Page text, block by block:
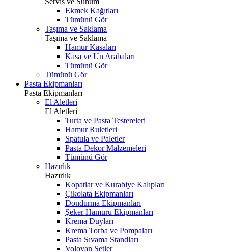
Ekmek Kağıtları
Tümünü Gör
Taşıma ve Saklama
Taşıma ve Saklama
Hamur Kasaları
Kasa ve Un Arabaları
Tümünü Gör
Tümünü Gör
Pasta Ekipmanları
Pasta Ekipmanları
El Aletleri
El Aletleri
Turta ve Pasta Testereleri
Hamur Ruletleri
Spatula ve Paletler
Pasta Dekor Malzemeleri
Tümünü Gör
Hazırlık
Hazırlık
Kopatlar ve Kurabiye Kalıpları
Çikolata Ekipmanları
Dondurma Ekipmanları
Şeker Hamuru Ekipmanları
Krema Duyları
Krema Torba ve Pompaları
Pasta Sıvama Standları
Volovan Setler